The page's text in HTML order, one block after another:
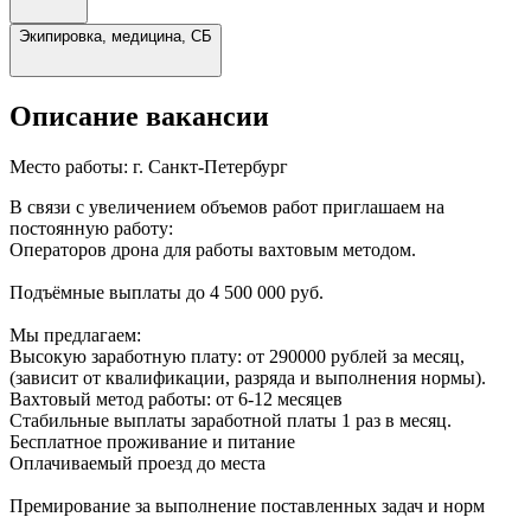
Экипировка, медицина, СБ
Описание вакансии
Место работы: г. Санкт-Петербург
В связи с увеличением объемов работ приглашаем на
постоянную работу:
Операторов дрона для работы вахтовым методом.
Подъёмные выплаты до 4 500 000 руб.
Мы предлагаем:
Высокую заработную плату: от 290000 рублей за месяц,
(зависит от квалификации, разряда и выполнения нормы).
Вахтовый метод работы: от 6-12 месяцев
Стабильные выплаты заработной платы 1 раз в месяц.
Бесплатное проживание и питание
Оплачиваемый проезд до места
Премирование за выполнение поставленных задач и норм